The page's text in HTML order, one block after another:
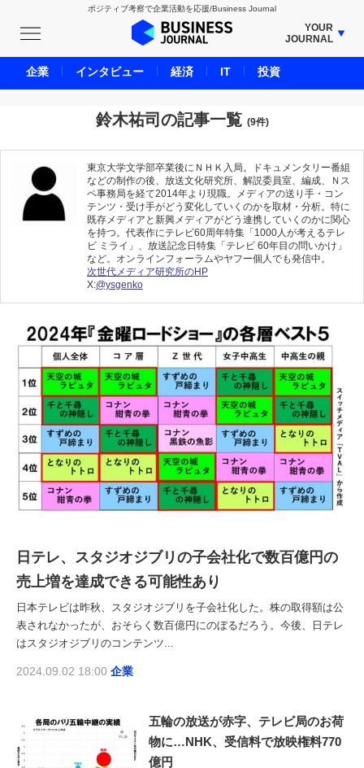
ポジティブ考察で企業活動を応援/Business Journal
YOUR
JOURNAL
BUSINESS JOURNAL
UNICORN JOURNAL
CARBON CREDITS JOURNAL
ENERGY MANAGEMENT JOURNAL
INBOUND JOURNAL
LIFE ENDING JOURNAL
AI JOURNAL
REAL ESTATE BROKERAGE JOURNAL
SMART MARKETING JOURNAL
ADOPTABLE DOG JOURNAL
鈴木祐司の記事一覧 (9件)
東京大学文学部卒業後にＮＨＫ入局。ドキュメンタリー番組
などの制作の後、放送文化研究所、解説委員室、編成、Ｎス
ペ事務局を経て2014年より現職。メディアの送り手・コン
テンツ・受け手がどう変化していくのかを取材・分析。特に
既存メディアと新興メディアがどう連携していくのかに関心
を持つ。代表作にテレビ60周年特集「1000人が考えるテレ
ビ ミライ」、放送記念日特集「テレビ 60年目の問いかけ」
など。オンラインフォーラムやヤフー個人でも発信中。
次世代メディア研究所のHP
X:@ysgenko
日テレ、スタジオジブリの子会社化で数百億円の
売上増を達成できる可能性あり
日本テレビは昨秋、スタジオジブリを子会社化した。株の取得額は公
表されなかったが、おそらく数百億円にのぼるだろう。今後、日テレ
はスタジオジブリのコンテンツ...
2024.09.02 18:00 企業
五輪の放送が赤字、テレビ局のお荷
物に…NHK、受信料で放映権料770
億円
企業 インタビュー 経済 IT 投資